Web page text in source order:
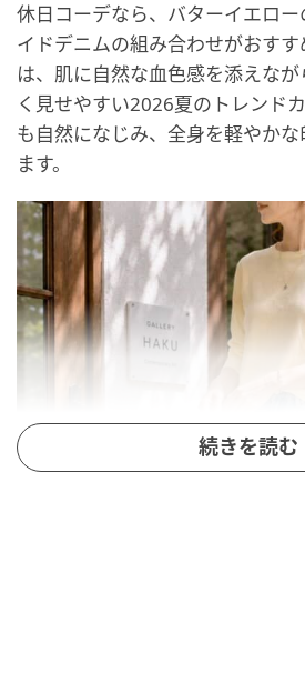
休日コーデなら、バターイエロ
イドデニムの組み合わせがおす
は、肌に自然な血色感を添えな
く見せやすい2026夏のトレンド
も自然になじみ、全身を軽やか
ます。
続きを読む